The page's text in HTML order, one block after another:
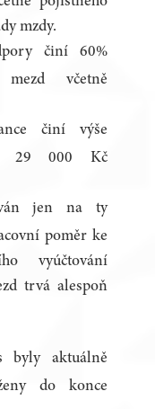
mzdy.
činí 60%
mezd včetně
činí výše
29 000 Kč
jen na ty
poměr ke
vyúčtování
trvá alespoň
byly aktuálně
do konce